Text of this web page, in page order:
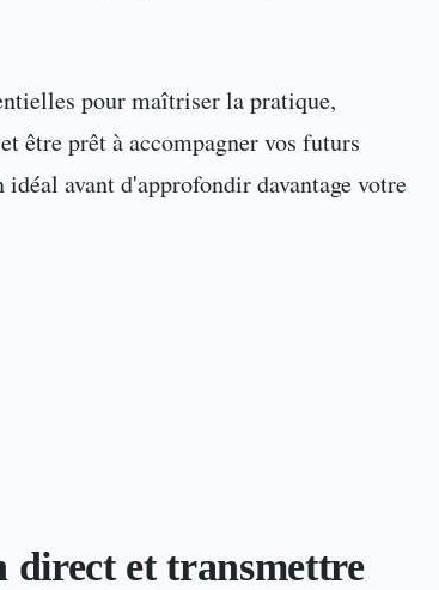
pour maîtriser la pratique,
être prêt à accompagner vos futurs
avant d'approfondir davantage votre
direct et transmettre